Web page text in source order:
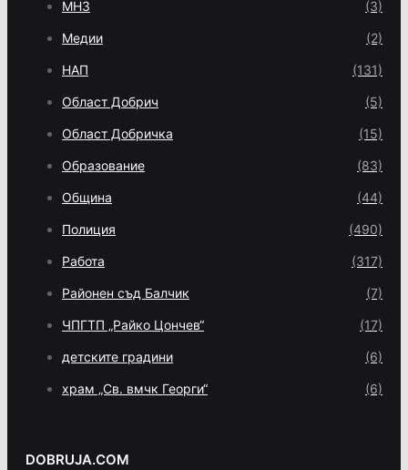
МНЗ (3)
Медии (2)
НАП (131)
Област Добрич (5)
Област Добричка (15)
Образование (83)
Община (44)
Полиция (490)
Работа (317)
Районен съд Балчик (7)
ЧПГТП „Райко Цончев“ (17)
детските градини (6)
храм „Св. вмчк Георги“ (6)
DOBRUJA.COM